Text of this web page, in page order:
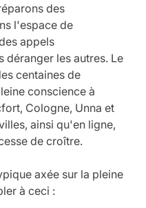
des
l'espace de
appels
déranger les autres. Le
centaines de
conscience à
Cologne, Unna et
ainsi qu'en ligne,
de croître.
axée sur la pleine
à ceci :